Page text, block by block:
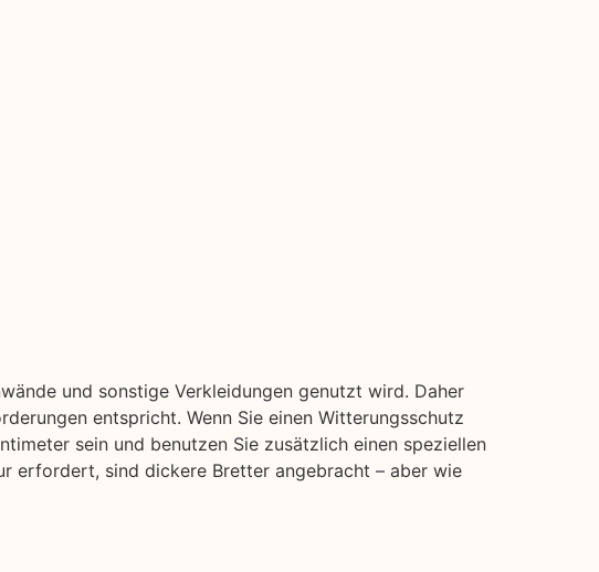
und sonstige Verkleidungen genutzt wird. Daher
entspricht. Wenn Sie einen Witterungsschutz
sein und benutzen Sie zusätzlich einen speziellen
erfordert, sind dickere Bretter angebracht – aber wie